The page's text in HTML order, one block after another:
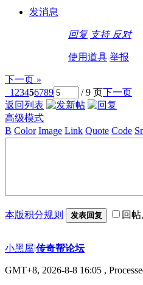
发消息
回复 支持 反对
使用道具 举报
下一页 »
1 23456789 / 9 页下一页
返回列表
高级模式
B Color Image Link Quote Code
本版积分规则 发表回复 回
小黑屋|传奇帮论坛
GMT+8, 2026-8-8 16:05 ,